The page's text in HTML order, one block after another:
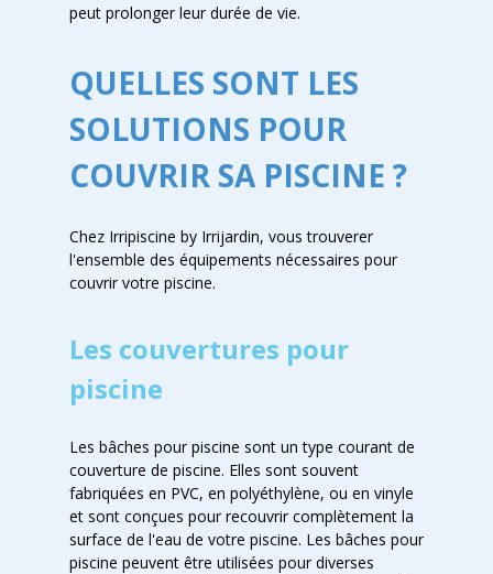
peut prolonger leur durée de vie.
QUELLES SONT LES
SOLUTIONS POUR
COUVRIR SA PISCINE ?
Chez Irripiscine by Irrijardin, vous trouverer
l'ensemble des équipements nécessaires pour
couvrir votre piscine.
Les couvertures pour
piscine
Les bâches pour piscine sont un type courant de
couverture de piscine. Elles sont souvent
fabriquées en PVC, en polyéthylène, ou en vinyle
et sont conçues pour recouvrir complètement la
surface de l'eau de votre piscine. Les bâches pour
piscine peuvent être utilisées pour diverses